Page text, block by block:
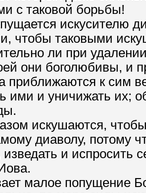
с таковой борьбы!
искусителю
чтобы таковыми
ли при
они боголюбивы, и
приближаются к сим
ими и уничижать их;
искушаются,
диаволу, потому
и испросить
малое попущение